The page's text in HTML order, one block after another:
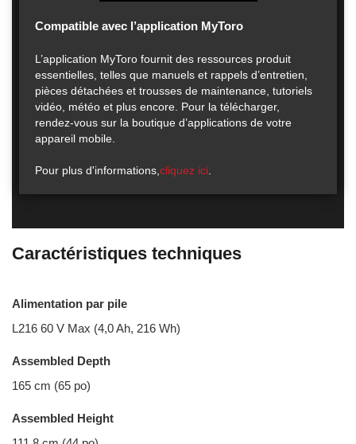
Compatible avec l’application MyToro
L’application MyToro fournit des ressources produit
essentielles, telles que manuels et rappels d’entretien,
pièces détachées et trousses de maintenance, tutoriels
vidéo, météo et plus encore. Pour la télécharger,
rendez-vous sur la boutique d’applications de votre
appareil mobile.
Pour plus d'informations, cliquez ici
Caractéristiques techniques
Alimentation par pile
L216 60 V Max (4,0 Ah, 216 Wh)
Assembled Depth
165 cm (65 po)
Assembled Height